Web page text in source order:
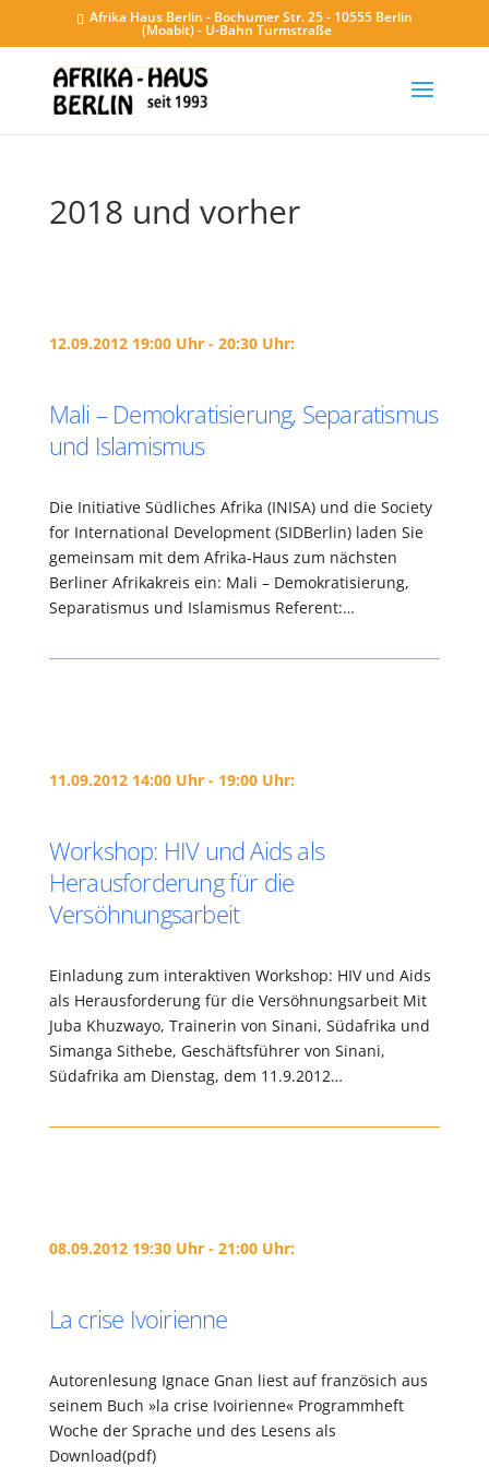
Afrika Haus Berlin - Bochumer Str. 25 - 10555 Berlin
(Moabit) - U-Bahn Turmstraße
2018 und vorher
12.09.2012 19:00 Uhr - 20:30 Uhr:
Mali – Demokratisierung, Separatismus
und Islamismus
Die Initiative Südliches Afrika (INISA) und die Society
for International Development (SIDBerlin) laden Sie
gemeinsam mit dem Afrika-Haus zum nächsten
Berliner Afrikakreis ein: Mali – Demokratisierung,
Separatismus und Islamismus Referent:…
11.09.2012 14:00 Uhr - 19:00 Uhr:
Workshop: HIV und Aids als
Herausforderung für die
Versöhnungsarbeit
Einladung zum interaktiven Workshop: HIV und Aids
als Herausforderung für die Versöhnungsarbeit Mit
Juba Khuzwayo, Trainerin von Sinani, Südafrika und
Simanga Sithebe, Geschäftsführer von Sinani,
Südafrika am Dienstag, dem 11.9.2012…
08.09.2012 19:30 Uhr - 21:00 Uhr:
La crise Ivoirienne
Autorenlesung Ignace Gnan liest auf französich aus
seinem Buch »la crise Ivoirienne« Programmheft
Woche der Sprache und des Lesens als
Download(pdf)